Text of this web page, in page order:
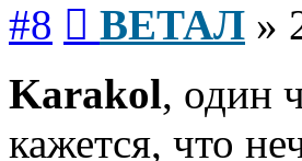
#8 ВЕТАЛ »
Karakol, один
кажется, что